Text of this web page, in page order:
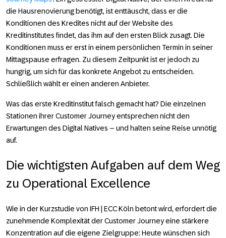
die Hausrenovierung benötigt, ist enttäuscht, dass er die
Konditionen des Kredites nicht auf der Website des
Kreditinstitutes findet, das ihm auf den ersten Blick zusagt. Die
Konditionen muss er erst in einem persönlichen Termin in seiner
Mittagspause erfragen. Zu diesem Zeitpunkt ist er jedoch zu
hungrig, um sich für das konkrete Angebot zu entscheiden.
Schließlich wählt er einen anderen Anbieter.
Was das erste Kreditinstitut falsch gemacht hat? Die einzelnen
Stationen ihrer Customer Journey entsprechen nicht den
Erwartungen des Digital Natives – und halten seine Reise unnötig
auf.
Die wichtigsten Aufgaben auf dem Weg
zu Operational Excellence
Wie in der Kurzstudie von IFH | ECC Köln betont wird, erfordert die
zunehmende Komplexität der Customer Journey eine stärkere
Konzentration auf die eigene Zielgruppe: Heute wünschen sich